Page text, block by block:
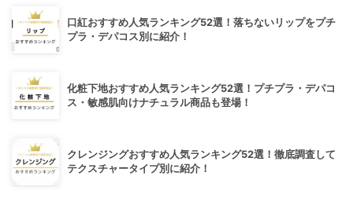
口紅おすすめ人気ランキング52選！落ちないリップをプチ
プラ・デパコス別に紹介！
化粧下地おすすめ人気ランキング52選！プチプラ・デパコ
ス・敏感肌向けナチュラル商品も登場！
クレンジングおすすめ人気ランキング52選！徹底調査して
テクスチャータイプ別に紹介！